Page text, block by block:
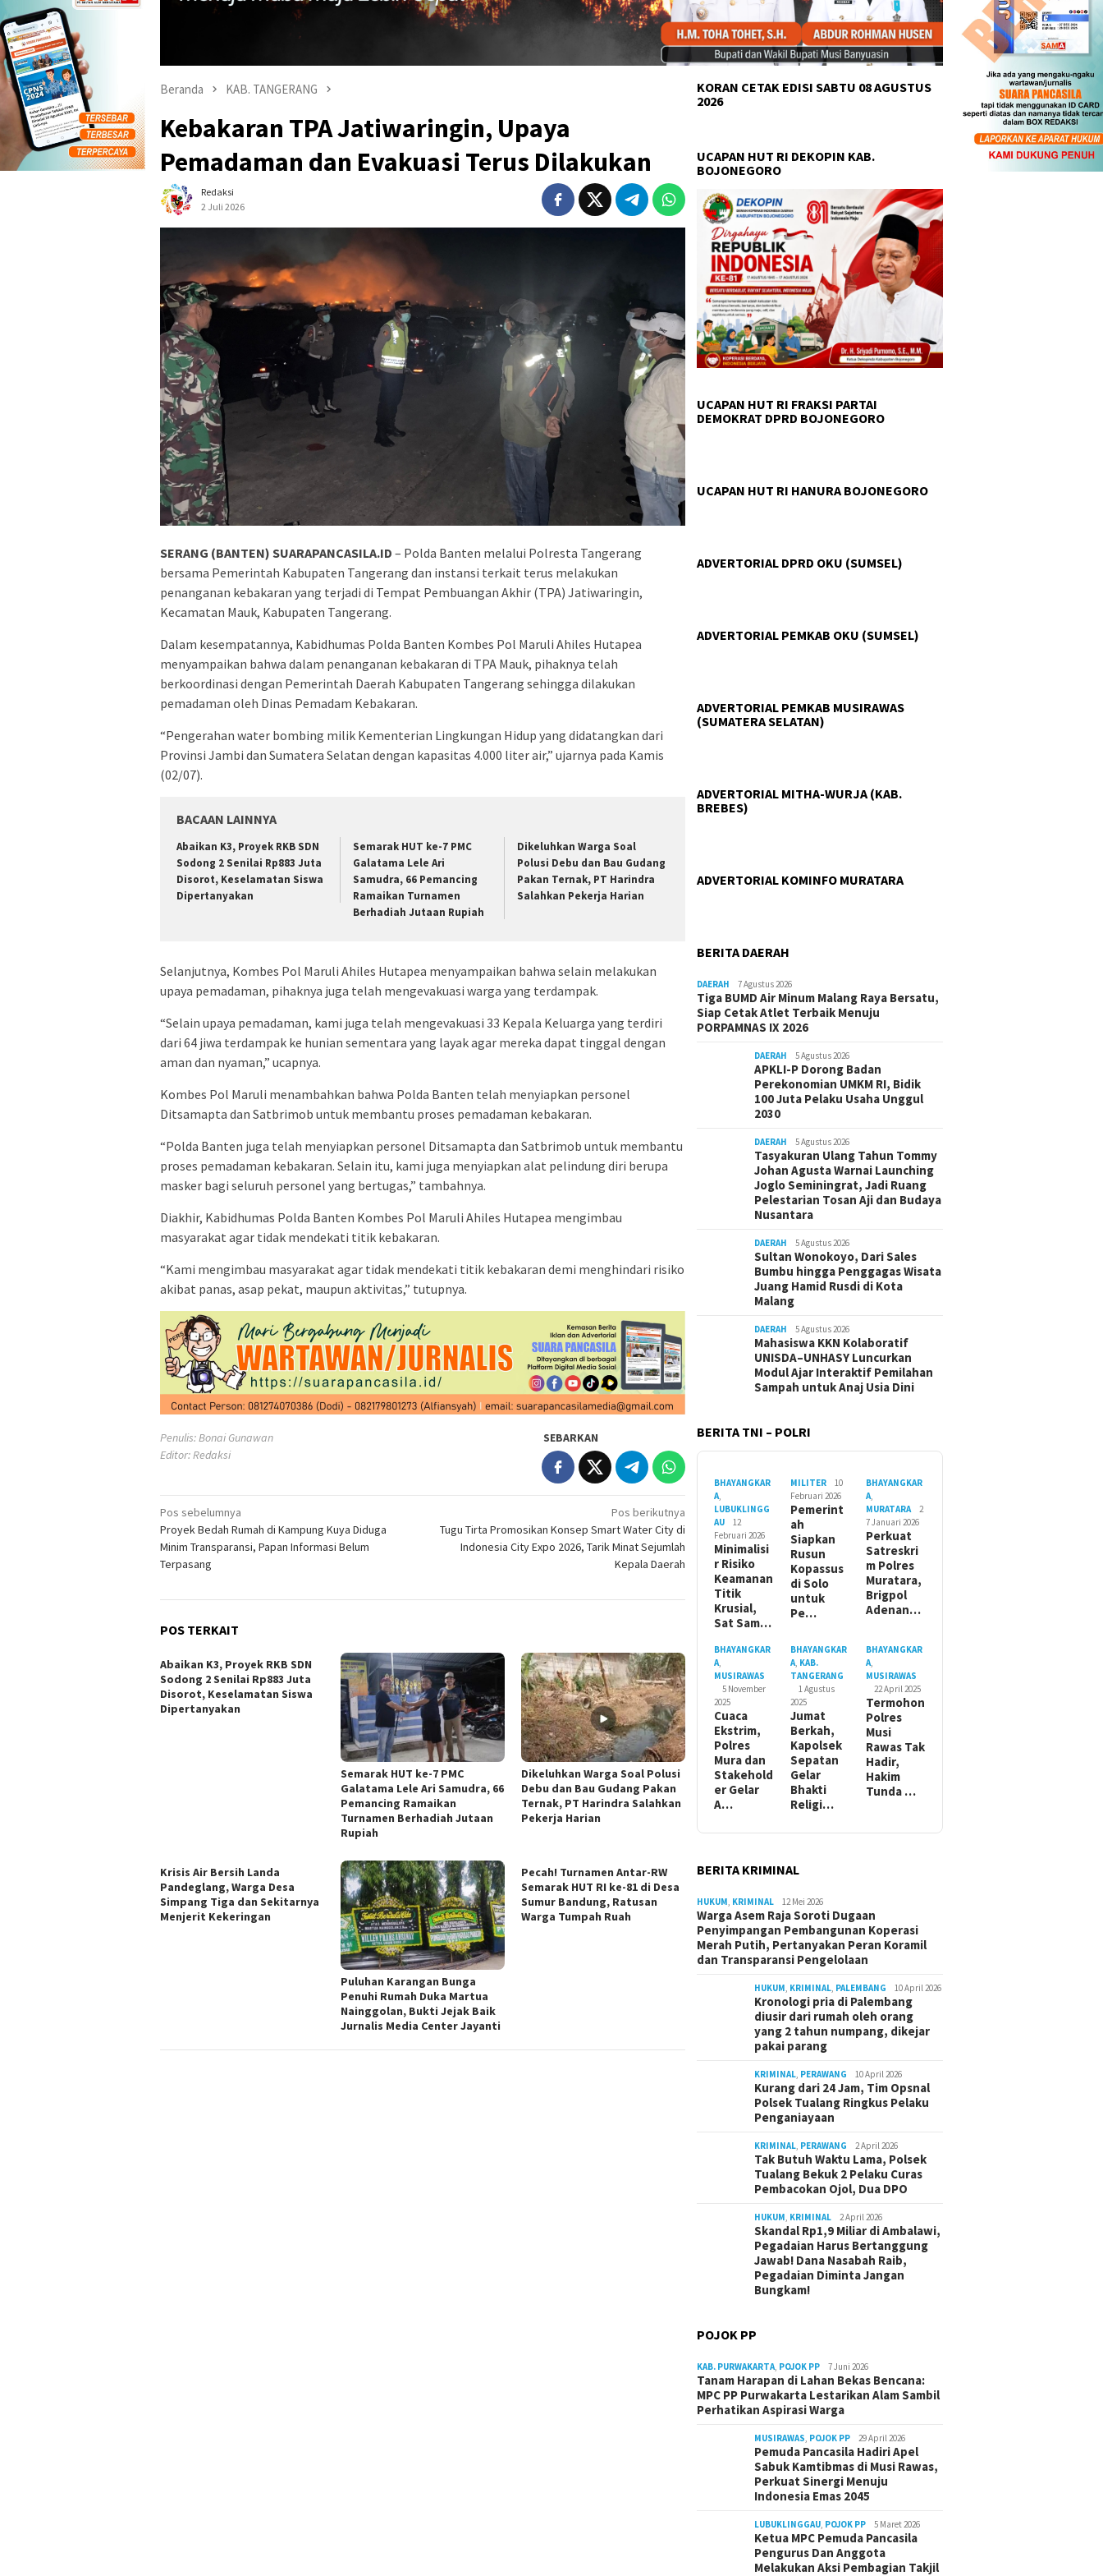
Beranda KAB. TANGERANG
Kebakaran TPA Jatiwaringin, Upaya
Pemadaman dan Evakuasi Terus Dilakukan
Redaksi
2 Juli 2026
SERANG (BANTEN) SUARAPANCASILA.ID – Polda Banten melalui Polresta Tangerang
bersama Pemerintah Kabupaten Tangerang dan instansi terkait terus melakukan
penanganan kebakaran yang terjadi di Tempat Pembuangan Akhir (TPA) Jatiwaringin,
Kecamatan Mauk, Kabupaten Tangerang.
Dalam kesempatannya, Kabidhumas Polda Banten Kombes Pol Maruli Ahiles Hutapea
menyampaikan bahwa dalam penanganan kebakaran di TPA Mauk, pihaknya telah
berkoordinasi dengan Pemerintah Daerah Kabupaten Tangerang sehingga dilakukan
pemadaman oleh Dinas Pemadam Kebakaran.
“Pengerahan water bombing milik Kementerian Lingkungan Hidup yang didatangkan dari
Provinsi Jambi dan Sumatera Selatan dengan kapasitas 4.000 liter air,” ujarnya pada Kamis
(02/07).
BACAAN LAINNYA
Abaikan K3, Proyek RKB SDN
Sodong 2 Senilai Rp883 Juta
Disorot, Keselamatan Siswa
Dipertanyakan
Semarak HUT ke-7 PMC
Galatama Lele Ari
Samudra, 66 Pemancing
Ramaikan Turnamen
Berhadiah Jutaan Rupiah
Dikeluhkan Warga Soal
Polusi Debu dan Bau Gudang
Pakan Ternak, PT Harindra
Salahkan Pekerja Harian
Selanjutnya, Kombes Pol Maruli Ahiles Hutapea menyampaikan bahwa selain melakukan
upaya pemadaman, pihaknya juga telah mengevakuasi warga yang terdampak.
“Selain upaya pemadaman, kami juga telah mengevakuasi 33 Kepala Keluarga yang terdiri
dari 64 jiwa terdampak ke hunian sementara yang layak agar mereka dapat tinggal dengan
aman dan nyaman,” ucapnya.
Kombes Pol Maruli menambahkan bahwa Polda Banten telah menyiapkan personel
Ditsamapta dan Satbrimob untuk membantu proses pemadaman kebakaran.
“Polda Banten juga telah menyiapkan personel Ditsamapta dan Satbrimob untuk membantu
proses pemadaman kebakaran. Selain itu, kami juga menyiapkan alat pelindung diri berupa
masker bagi seluruh personel yang bertugas,” tambahnya.
Diakhir, Kabidhumas Polda Banten Kombes Pol Maruli Ahiles Hutapea mengimbau
masyarakat agar tidak mendekati titik kebakaran.
“Kami mengimbau masyarakat agar tidak mendekati titik kebakaran demi menghindari risiko
akibat panas, asap pekat, maupun aktivitas,” tutupnya.
Penulis: Bonai Gunawan
Editor: Redaksi
SEBARKAN
Navigasi
pos
Pos sebelumnya
Proyek Bedah Rumah di Kampung Kuya Diduga
Minim Transparansi, Papan Informasi Belum
Terpasang
Pos berikutnya
Tugu Tirta Promosikan Konsep Smart Water City di
Indonesia City Expo 2026, Tarik Minat Sejumlah
Kepala Daerah
POS TERKAIT
Abaikan K3, Proyek RKB SDN
Sodong 2 Senilai Rp883 Juta
Disorot, Keselamatan Siswa
Dipertanyakan
Semarak HUT ke-7 PMC
Galatama Lele Ari Samudra, 66
Pemancing Ramaikan
Turnamen Berhadiah Jutaan
Rupiah
Dikeluhkan Warga Soal Polusi
Debu dan Bau Gudang Pakan
Ternak, PT Harindra Salahkan
Pekerja Harian
Krisis Air Bersih Landa
Pandeglang, Warga Desa
Simpang Tiga dan Sekitarnya
Menjerit Kekeringan
Puluhan Karangan Bunga
Penuhi Rumah Duka Martua
Nainggolan, Bukti Jejak Baik
Jurnalis Media Center Jayanti
Pecah! Turnamen Antar-RW
Semarak HUT RI ke-81 di Desa
Sumur Bandung, Ratusan
Warga Tumpah Ruah
KORAN CETAK EDISI SABTU 08 AGUSTUS
2026
UCAPAN HUT RI DEKOPIN KAB.
BOJONEGORO
UCAPAN HUT RI FRAKSI PARTAI
DEMOKRAT DPRD BOJONEGORO
UCAPAN HUT RI HANURA BOJONEGORO
ADVERTORIAL DPRD OKU (SUMSEL)
ADVERTORIAL PEMKAB OKU (SUMSEL)
ADVERTORIAL PEMKAB MUSIRAWAS
(SUMATERA SELATAN)
ADVERTORIAL MITHA-WURJA (KAB.
BREBES)
ADVERTORIAL KOMINFO MURATARA
BERITA DAERAH
DAERAH 7 Agustus 2026
Tiga BUMD Air Minum Malang Raya Bersatu,
Siap Cetak Atlet Terbaik Menuju
PORPAMNAS IX 2026
DAERAH 5 Agustus 2026
APKLI-P Dorong Badan
Perekonomian UMKM RI, Bidik
100 Juta Pelaku Usaha Unggul
2030
DAERAH 5 Agustus 2026
Tasyakuran Ulang Tahun Tommy
Johan Agusta Warnai Launching
Joglo Seminingrat, Jadi Ruang
Pelestarian Tosan Aji dan Budaya
Nusantara
DAERAH 5 Agustus 2026
Sultan Wonokoyo, Dari Sales
Bumbu hingga Penggagas Wisata
Juang Hamid Rusdi di Kota
Malang
DAERAH 5 Agustus 2026
Mahasiswa KKN Kolaboratif
UNISDA–UNHASY Luncurkan
Modul Ajar Interaktif Pemilahan
Sampah untuk Anaj Usia Dini
BERITA TNI – POLRI
BHAYANGKAR
A
LUBUKLINGG
AU
12
Februari 2026
Minimalisi
r Risiko
Keamanan
Titik
Krusial,
Sat Sam…
MILITER
10
Februari 2026
Pemerint
ah
Siapkan
Rusun
Kopassus
di Solo
untuk
Pe…
BHAYANGKAR
A
MURATARA
2
7 Januari 2026
Perkuat
Satreskri
m Polres
Muratara,
Brigpol
Adenan…
BHAYANGKAR
A
MUSIRAWAS
5 November
2025
Cuaca
Ekstrim,
Polres
Mura dan
Stakehold
er Gelar
A…
BHAYANGKAR
A, KAB.
TANGERANG
1 Agustus
2025
Jumat
Berkah,
Kapolsek
Sepatan
Gelar
Bhakti
Religi…
BHAYANGKAR
A
MUSIRAWAS
22 April 2025
Termohon
Polres
Musi
Rawas Tak
Hadir,
Hakim
Tunda …
BERITA KRIMINAL
HUKUM KRIMINAL 12 Mei 2026
Warga Asem Raja Soroti Dugaan
Penyimpangan Pembangunan Koperasi
Merah Putih, Pertanyakan Peran Koramil
dan Transparansi Pengelolaan
HUKUM KRIMINAL PALEMBANG 10 April 2026
Kronologi pria di Palembang
diusir dari rumah oleh orang
yang 2 tahun numpang, dikejar
pakai parang
KRIMINAL PERAWANG 10 April 2026
Kurang dari 24 Jam, Tim Opsnal
Polsek Tualang Ringkus Pelaku
Penganiayaan
KRIMINAL PERAWANG 2 April 2026
Tak Butuh Waktu Lama, Polsek
Tualang Bekuk 2 Pelaku Curas
Pembacokan Ojol, Dua DPO
HUKUM KRIMINAL 2 April 2026
Skandal Rp1,9 Miliar di Ambalawi,
Pegadaian Harus Bertanggung
Jawab! Dana Nasabah Raib,
Pegadaian Diminta Jangan
Bungkam!
POJOK PP
KAB. PURWAKARTA POJOK PP 7 Juni 2026
Tanam Harapan di Lahan Bekas Bencana:
MPC PP Purwakarta Lestarikan Alam Sambil
Perhatikan Aspirasi Warga
MUSIRAWAS POJOK PP 29 April 2026
Pemuda Pancasila Hadiri Apel
Sabuk Kamtibmas di Musi Rawas,
Perkuat Sinergi Menuju
Indonesia Emas 2045
LUBUKLINGGAU POJOK PP 5 Maret 2026
Ketua MPC Pemuda Pancasila
Pengurus Dan Anggota
Melakukan Aksi Pembagian Takjil